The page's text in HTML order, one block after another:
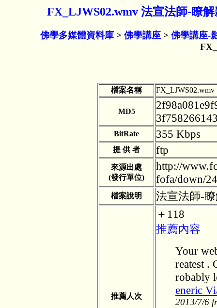
FX_LJWS02.wmv 法宣法師-瞭
佛學多媒體資料庫> 佛學講座> 佛學講座-
檔案名稱 FX_LJWS02.wmv
MD5
BitRate 355 Kbps
提 供 者 ftp
來源出處
(發行單位)
http://
fofa/down/
檔案說明 法宣法師-
推薦人次
＋118
推薦內容
Your
reatest .
robably
eneric
2013/7/6